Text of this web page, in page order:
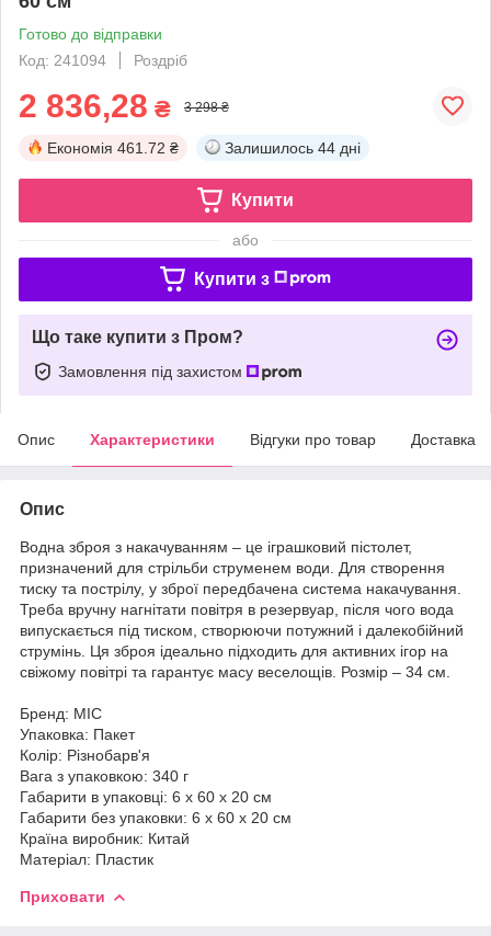
Готово до відправки
Код: 241094
Роздріб
2 836,28 ₴ 3 298 ₴
Економія 461.72 ₴ Залишилось 44 дні
Купити
або
Купити з
Що таке купити з Пром?
Замовлення під захистом
Опис Характеристики Відгуки про товар Доставка
Опис
Водна зброя з накачуванням – це іграшковий пістолет,
призначений для стрільби струменем води. Для створення
тиску та пострілу, у зброї передбачена система накачування.
Треба вручну нагнітати повітря в резервуар, після чого вода
випускається під тиском, створюючи потужний і далекобійний
струмінь. Ця зброя ідеально підходить для активних ігор на
свіжому повітрі та гарантує масу веселощів. Розмір – 34 см.
Бренд: MIC
Упаковка: Пакет
Колір: Різнобарв'я
Вага з упаковкою: 340 г
Габарити в упаковці: 6 x 60 x 20 см
Габарити без упаковки: 6 x 60 x 20 см
Країна виробник: Китай
Матеріал: Пластик
Приховати